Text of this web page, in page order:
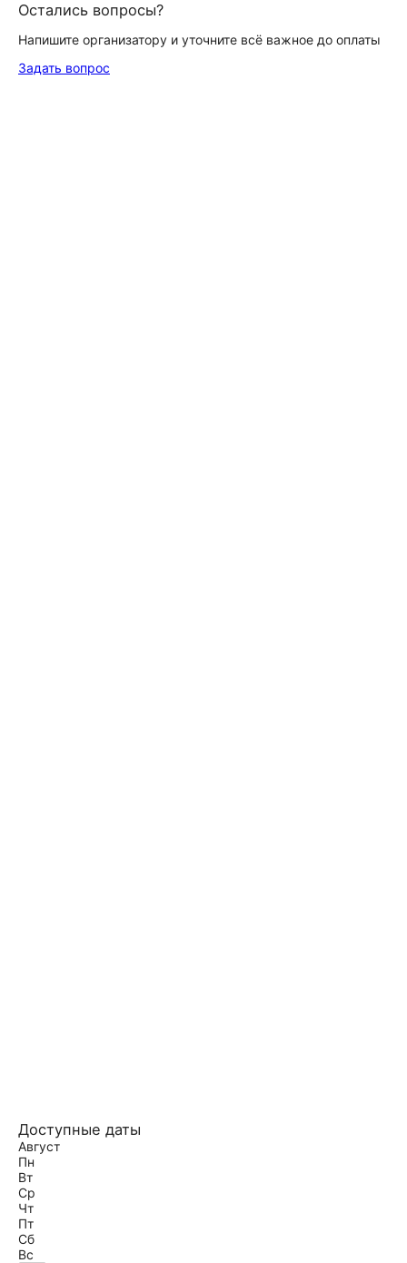
Остались вопросы?
Напишите организатору и уточните всё важное до оплаты
Задать вопрос
Доступные даты
Август
Пн
Вт
Ср
Чт
Пт
Сб
Вс